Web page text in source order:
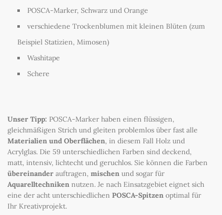
POSCA-Marker, Schwarz und Orange
verschiedene Trockenblumen mit kleinen Blüten (zum
Beispiel Statizien, Mimosen)
Washitape
Schere
Unser Tipp: POSCA-Marker haben einen flüssigen,
gleichmäßigen Strich und gleiten problemlos über fast alle
Materialien und Oberflächen, in diesem Fall Holz und
Acrylglas. Die 59 unterschiedlichen Farben sind deckend,
matt, intensiv, lichtecht und geruchlos. Sie können die Farben
übereinander auftragen, mischen und sogar für
Aquarelltechniken nutzen. Je nach Einsatzgebiet eignet sich
eine der acht unterschiedlichen POSCA-Spitzen optimal für
Ihr Kreativprojekt.